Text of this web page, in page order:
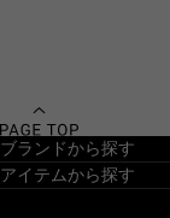
ブランドから探す
アイテムから探す